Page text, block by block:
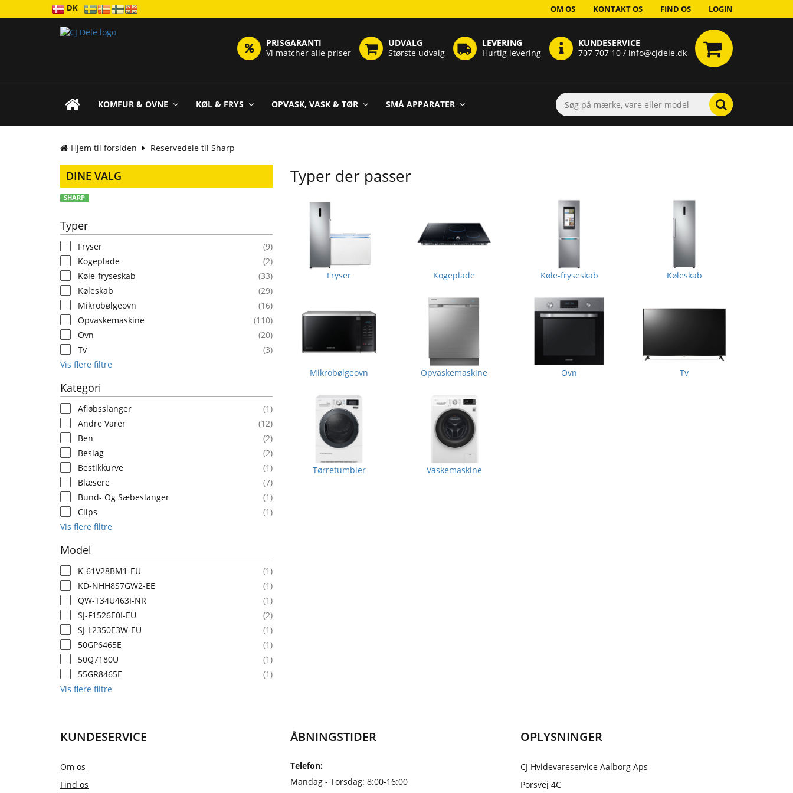
DK OM OS KONTAKT OS FIND OS LOGIN
PRISGARANTI
Vi matcher alle priser
UDVALG
Største udvalg
LEVERING
Hurtig levering
KUNDESERVICE
707 707 10 / info@cjdele.dk
KOMFUR & OVNE KØL & FRYS OPVASK, VASK & TØR SMÅ APPARATER
Hjem til forsiden Reservedele til Sharp
DINE VALG
SHARP
Typer
Fryser
(9)
Kogeplade
(2)
Køle-fryseskab
(33)
Køleskab
(29)
Mikrobølgeovn
(16)
Opvaskemaskine
(110)
Ovn
(20)
Tv
(3)
Vis flere filtre
Kategori
Afløbsslanger
(1)
Andre Varer
(12)
Ben
(2)
Beslag
(2)
Bestikkurve
(1)
Blæsere
(7)
Bund- Og Sæbeslanger
(1)
Clips
(1)
Vis flere filtre
Model
K-61V28BM1-EU
(1)
KD-NHH8S7GW2-EE
(1)
QW-T34U463I-NR
(1)
SJ-F1526E0I-EU
(2)
SJ-L2350E3W-EU
(1)
50GP6465E
(1)
50Q7180U
(1)
55GR8465E
(1)
Vis flere filtre
Typer der passer
Fryser Kogeplade Køle-fryseskab Køleskab
Mikrobølgeovn Opvaskemaskine Ovn Tv
Tørretumbler Vaskemaskine
KUNDESERVICE
Om os
Find os
ÅBNINGSTIDER
Telefon:
Mandag - Torsdag: 8:00-16:00
OPLYSNINGER
CJ Hvidevareservice Aalborg Aps
Porsvej 4C